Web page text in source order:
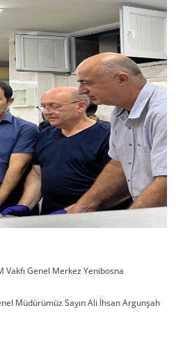
Vakfı Genel Merkez Yenibosna
Müdürümüz Sayın Ali İhsan Argunşah